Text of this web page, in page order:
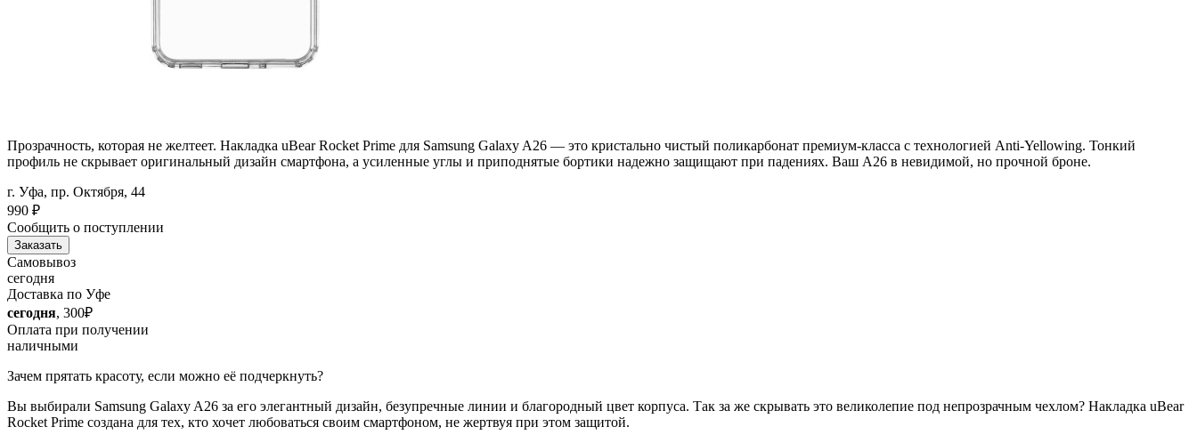
Прозрачность, которая не желтеет. Накладка uBear Rocket Prime для Samsung Galaxy A26 — это кристально чистый поликарбонат премиум-класса с технологией Anti-Yellowing. Тонкий
профиль не скрывает оригинальный дизайн смартфона, а усиленные углы и приподнятые бортики надежно защищают при падениях. Ваш A26 в невидимой, но прочной броне.
г. Уфа, пр. Октября, 44
990 ₽
Сообщить о поступлении
Заказать
Самовывоз
сегодня
Доставка по Уфе
сегодня, 300₽
Оплата при получении
наличными
Зачем прятать красоту, если можно её подчеркнуть?
Вы выбирали Samsung Galaxy A26 за его элегантный дизайн, безупречные линии и благородный цвет корпуса. Так за же скрывать это великолепие под непрозрачным чехлом? Накладка uBear
Rocket Prime создана для тех, кто хочет любоваться своим смартфоном, не жертвуя при этом защитой.